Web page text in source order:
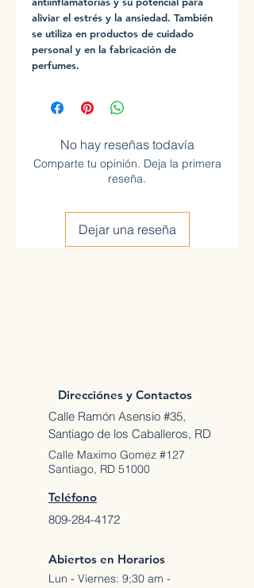
aliviar el estrés y la ansiedad. También
se utiliza en productos de cuidado
personal y en la fabricación de
perfumes.
No hay reseñas todavía
Comparte tu opinión. Deja la primera
reseña.
Dejar una reseña
Direcciónes y Contactos
Calle Ramón Asensio #35,
Santiago de los Caballeros, RD
Calle Maximo Gomez #127
Santiago, RD 51000
Teléfono
809-284-4172
Abiertos en Horarios
Lun - Viernes: 9;30 am -